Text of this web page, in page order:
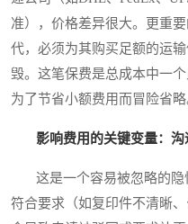
准），价格差异很大。更重
代，必须为其购买足额的运
毁。这笔保费是总成本中一
为了节省小额费用而冒险省略
影响费用的关键变量：
这是一个容易被忽略的隐
符合要求（如复印件不清晰